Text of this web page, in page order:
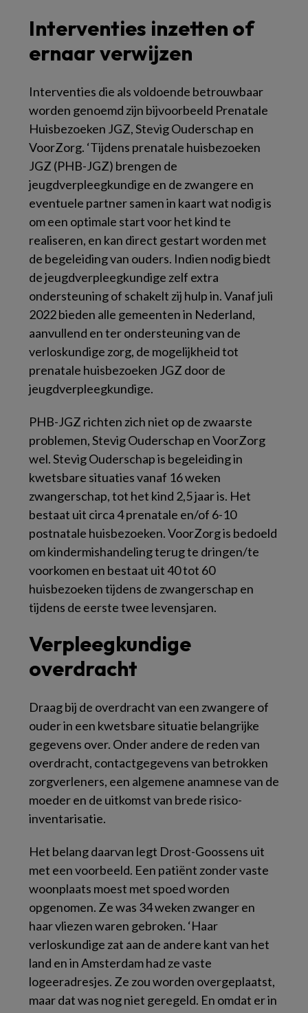
Interventies inzetten of
ernaar verwijzen
Interventies die als voldoende betrouwbaar
worden genoemd zijn bijvoorbeeld Prenatale
Huisbezoeken JGZ, Stevig Ouderschap en
VoorZorg. ‘Tijdens prenatale huisbezoeken
JGZ (PHB-JGZ) brengen de
jeugdverpleegkundige en de zwangere en
eventuele partner samen in kaart wat nodig is
om een optimale start voor het kind te
realiseren, en kan direct gestart worden met
de begeleiding van ouders. Indien nodig biedt
de jeugdverpleegkundige zelf extra
ondersteuning of schakelt zij hulp in. Vanaf juli
2022 bieden alle gemeenten in Nederland,
aanvullend en ter ondersteuning van de
verloskundige zorg, de mogelijkheid tot
prenatale huisbezoeken JGZ door de
jeugdverpleegkundige.
PHB-JGZ richten zich niet op de zwaarste
problemen, Stevig Ouderschap en VoorZorg
wel. Stevig Ouderschap is begeleiding in
kwetsbare situaties vanaf 16 weken
zwangerschap, tot het kind 2,5 jaar is. Het
bestaat uit circa 4 prenatale en/of 6-10
postnatale huisbezoeken. VoorZorg is bedoeld
om kindermishandeling terug te dringen/te
voorkomen en bestaat uit 40 tot 60
huisbezoeken tijdens de zwangerschap en
tijdens de eerste twee levensjaren.
Verpleegkundige
overdracht
Draag bij de overdracht van een zwangere of
ouder in een kwetsbare situatie belangrijke
gegevens over. Onder andere de reden van
overdracht, contactgegevens van betrokken
zorgverleners, een algemene anamnese van de
moeder en de uitkomst van brede risico-
inventarisatie.
Het belang daarvan legt Drost-Goossens uit
met een voorbeeld. Een patiënt zonder vaste
woonplaats moest met spoed worden
opgenomen. Ze was 34 weken zwanger en
haar vliezen waren gebroken. ‘Haar
verloskundige zat aan de andere kant van het
land en in Amsterdam had ze vaste
logeeradresjes. Ze zou worden overgeplaatst,
maar dat was nog niet geregeld. En omdat er in